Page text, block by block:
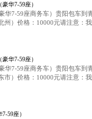
华7-59座）
7-59座商务车）贵阳包车到
）价格：10000元请注意：
华7-59座）
7-59座商务车）贵阳包车到
）价格：10000元请注意：
59座）